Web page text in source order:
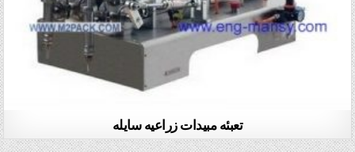
تعبئه مبيدات زراعيه سايله